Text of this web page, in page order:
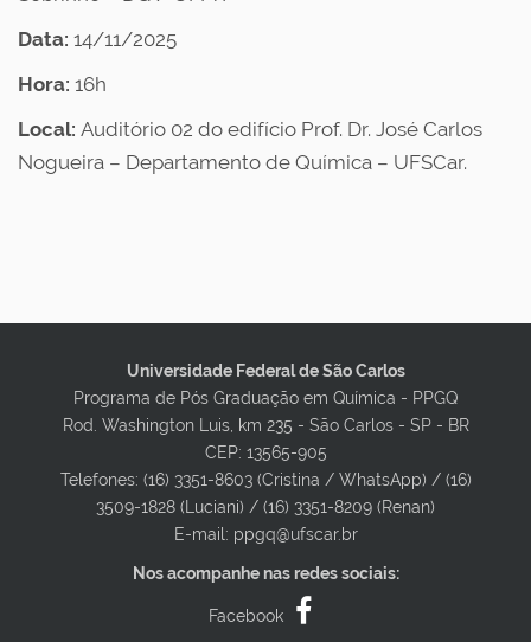
Data: 14/11/2025
Hora: 16h
Local: Auditório 02 do edifício Prof. Dr. José Carlos
Nogueira – Departamento de Química – UFSCar.
Universidade Federal de São Carlos
Programa de Pós Graduação em Química - PPGQ
Rod. Washington Luis, km 235 - São Carlos - SP - BR
CEP: 13565-905
Telefones: (16) 3351-8603 (Cristina / WhatsApp) / (16)
3509-1828 (Luciani) / (16) 3351-8209 (Renan)
E-mail: ppgq@ufscar.br
Nos acompanhe nas redes sociais:
Facebook